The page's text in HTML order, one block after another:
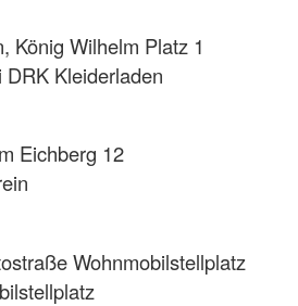
König Wilhelm Platz 1
Kleiderladen
Eichberg 12
Wohnmobilstellplatz